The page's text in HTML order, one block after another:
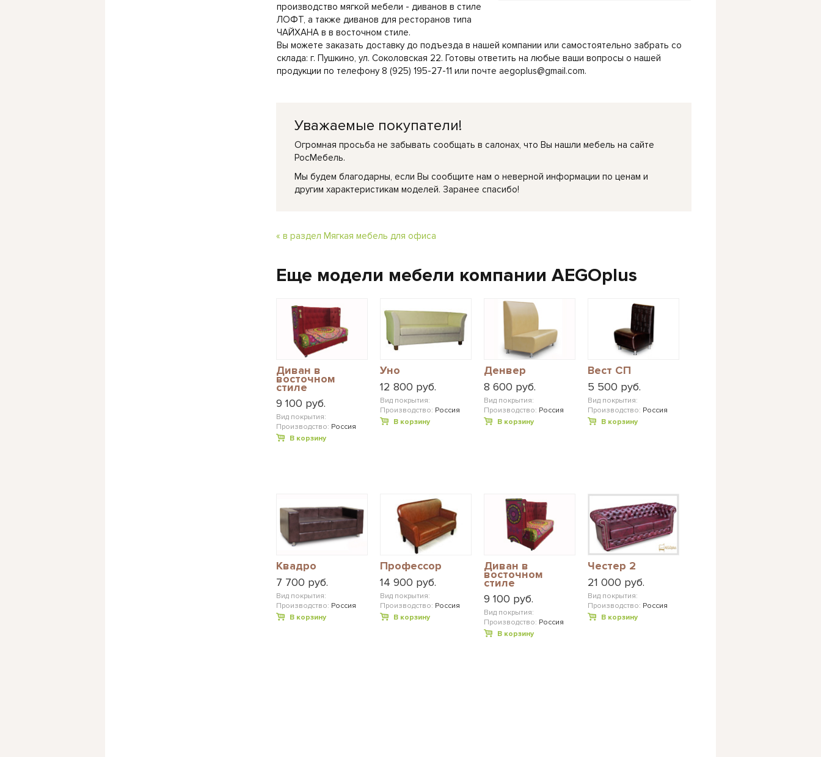
производство мягкой мебели - диванов в стиле
ЛОФТ, а также диванов для ресторанов типа
ЧАЙХАНА в в восточном стиле.
Вы можете заказать доставку до подъезда в нашей компании или самостоятельно забрать со
склада: г. Пушкино, ул. Соколовская 22. Готовы ответить на любые ваши вопросы о нашей
продукции по телефону 8 (925) 195-27-11 или почте aegoplus@gmail.com.
Уважаемые покупатели!
Огромная просьба не забывать сообщать в салонах, что Вы нашли мебель на сайте
РосМебель.
Мы будем благодарны, если Вы сообщите нам о неверной информации по ценам и
другим характеристикам моделей. Заранее спасибо!
« в раздел Мягкая мебель для офиса
Еще модели мебели компании AEGOplus
Диван в
восточном
стиле
9 100 руб.
Вид покрытия:
Производство: Россия
В корзину
Уно
12 800 руб.
Вид покрытия:
Производство: Россия
В корзину
Денвер
8 600 руб.
Вид покрытия:
Производство: Россия
В корзину
Вест СП
5 500 руб.
Вид покрытия:
Производство: Россия
В корзину
Квадро
7 700 руб.
Вид покрытия:
Производство: Россия
В корзину
Профессор
14 900 руб.
Вид покрытия:
Производство: Россия
В корзину
Диван в
восточном
стиле
9 100 руб.
Вид покрытия:
Производство: Россия
В корзину
Честер 2
21 000 руб.
Вид покрытия:
Производство: Россия
В корзину